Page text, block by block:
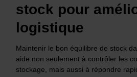
stock pour
logistique
Maintenir le bon équilibre de stock
aide non seulement à contrôler les
stockage, mais aussi à répondre